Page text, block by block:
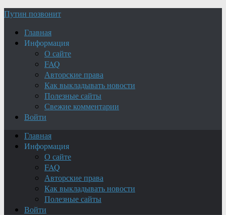
Путин позвонит
Главная
Информация
О сайте
FAQ
Авторские права
Как выкладывать новости
Полезные сайты
Свежие комментарии
Войти
Главная
Информация
О сайте
FAQ
Авторские права
Как выкладывать новости
Полезные сайты
Войти